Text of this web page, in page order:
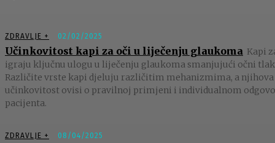
ZDRAVLJE + 02/02/2025
Učinkovitost kapi za oči u liječenju glaukoma Kapi
igraju ključnu ulogu u liječenju glaukoma smanjujući očni
Različite vrste kapi djeluju različitim mehanizmima, a njihova
učinkovitost ovisi o pravilnoj primjeni i individualnom
pacijenta.
ZDRAVLJE + 08/04/2025